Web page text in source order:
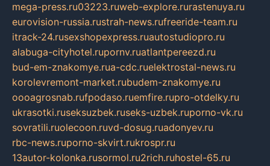
mega-press.ru03223.ruweb-explore.rurastenuya.ru
eurovision-russia.rustrah-news.rufreeride-team.ru
itrack-24.rusexshopexpress.ruautostudiopro.ru
alabuga-cityhotel.rupornv.ruatlantpereezd.ru
bud-em-znakomye.rua-cdc.ruelektrostal-news.ru
korolevremont-market.rubudem-znakomye.ru
oooagrosnab.rufpodaso.ruemfire.rupro-otdelky.ru
ukrasotki.ruseksuzbek.ruseks-uzbek.ruporno-vk.ru
sovratili.ruolecoon.ruvd-dosug.ruadonyev.ru
rbc-news.ruporno-skvirt.rukrospr.ru
13autor-kolonka.rusormol.ru2rich.ruhostel-65.ru